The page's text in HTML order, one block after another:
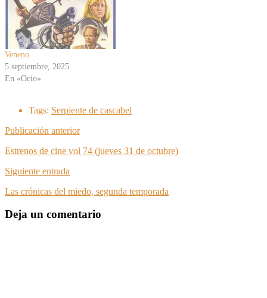
Veneno
5 septiembre, 2025
En «Ocio»
Tags: Serpiente de cascabel
Publicación anterior
Estrenos de cine vol 74 (jueves 31 de octubre)
Siguiente entrada
Las crónicas del miedo, segunda temporada
Deja un comentario